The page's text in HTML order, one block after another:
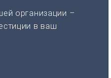
организации –
в ваш